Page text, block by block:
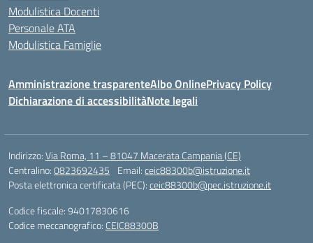
Modulistica Docenti
Personale ATA
Modulistica Famiglie
Amministrazione trasparenteAlbo OnlinePrivacy Policy
Dichiarazione di accessibilitàNote legali
Indirizzo:Via Roma, 11 – 81047 Macerata Campania (CE)
Centralino:0823692435 Email:ceic88300b@istruzione.it
Posta elettronica certificata (PEC):ceic88300b@pec.istruzione.it
Codice fiscale: 94017830616
Codice meccanografico: CEIC88300B